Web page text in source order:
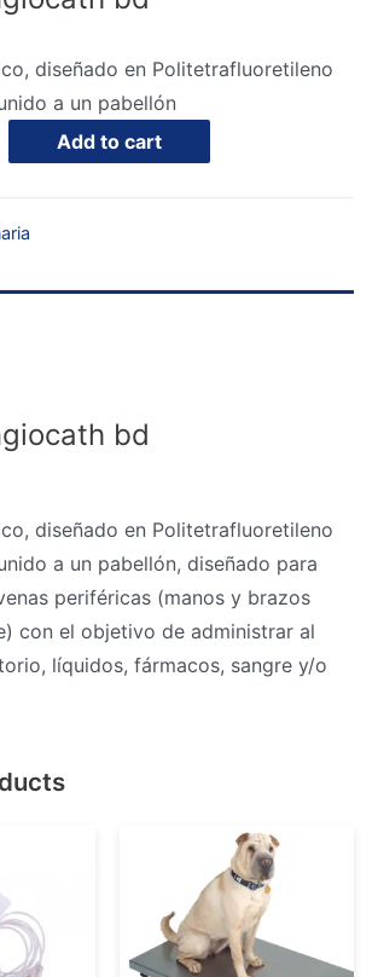
diseñado en Politetrafluoretileno
a un pabellón
Add to cart
bd
diseñado en Politetrafluoretileno
a un pabellón, diseñado para
periféricas (manos y brazos
con el objetivo de administrar al
líquidos, fármacos, sangre y/o